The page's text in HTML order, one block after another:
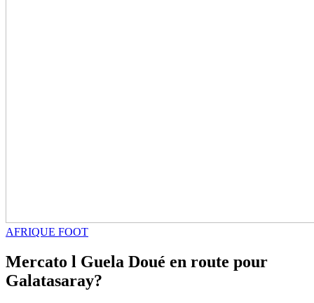
AFRIQUE FOOT
Mercato l Guela Doué en route pour
Galatasaray?